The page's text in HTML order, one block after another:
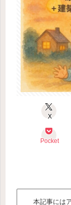
X
Pocket
本記事には